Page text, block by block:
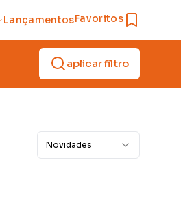
LançamentosFavoritos
aplicar filtro
Novidades